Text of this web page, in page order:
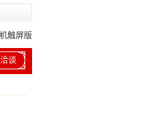
触屏版
谈